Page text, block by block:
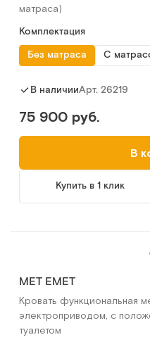
матраса)
Комплектация
Без матраса
С
В наличииАрт. 26219
75 900 руб.
В
Купить в 1 клик
MET EMET
Кровать функциональная
электроприводом, с
туалетом